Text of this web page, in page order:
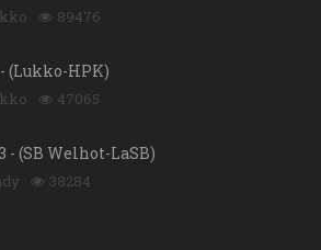
89476
- (Lukko-HPK)
47065
- (SB Welhot-LaSB)
38284